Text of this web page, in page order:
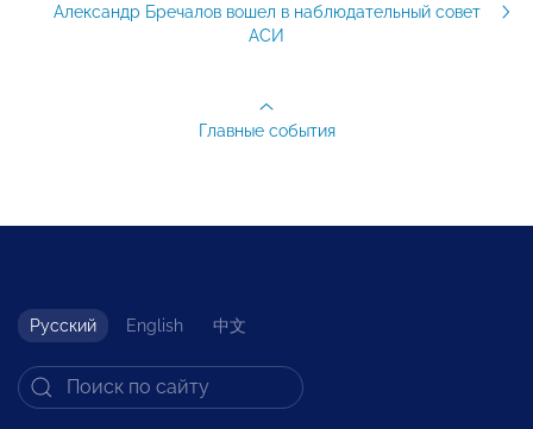
Александр Бречалов вошел в наблюдательный совет
АСИ
Главные события
Русский English 中文